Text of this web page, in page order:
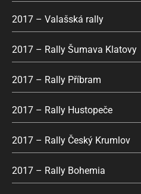
2017 – Valašská rally
2017 – Rally Šumava Klatovy
2017 – Rally Příbram
2017 – Rally Hustopeče
2017 – Rally Český Krumlov
2017 – Rally Bohemia